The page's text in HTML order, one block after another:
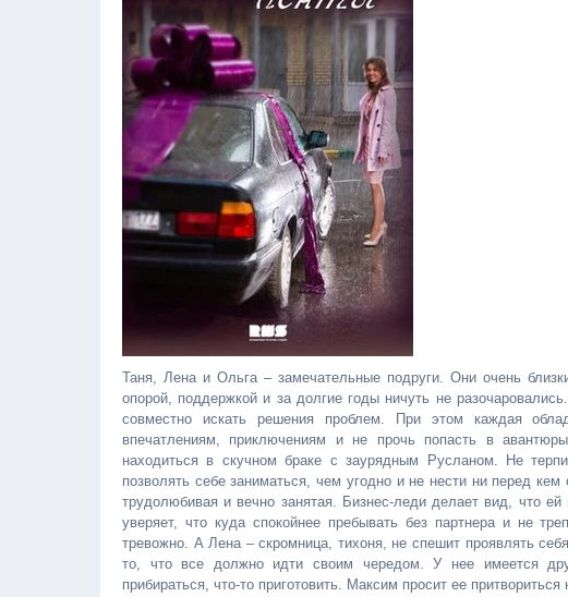
Таня, Лена и Ольга – замечательные подруги. Они очень
опорой, поддержкой и за долгие годы ничуть не
совместно искать решения проблем. При этом каждая
впечатлениям, приключениям и не прочь попасть в
находиться в скучном браке с заурядным Русланом. Не
позволять себе заниматься, чем угодно и не нести ни перед
трудолюбивая и вечно занятая. Бизнес-леди делает вид, что
уверяет, что куда спокойнее пребывать без партнера и не
тревожно. А Лена – скромница, тихоня, не спешит проявлять
то, что все должно идти своим чередом. У нее имеется
прибираться, что-то приготовить. Максим просит ее